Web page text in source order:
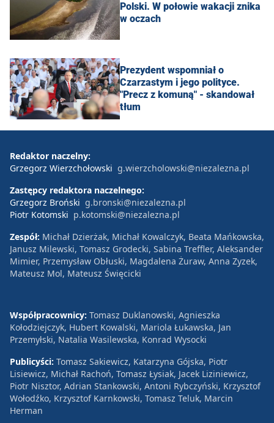
Polski. W połowie wakacji znika
w oczach
Prezydent wspomniał o
Czarzastym i jego polityce.
"Precz z komuną" - skandował
tłum
Redaktor naczelny:
Grzegorz Wierzchołowski g.wierzcholowski@niezalezna.pl
Zastępcy redaktora naczelnego:
Grzegorz Broński g.bronski@niezalezna.pl
Piotr Kotomski p.kotomski@niezalezna.pl
Zespół: Michał Dzierżak, Michał Kowalczyk, Beata Mańkowska,
Janusz Milewski, Tomasz Grodecki, Sabina Treffler, Aleksander
Mimier, Przemysław Obłuski, Magdalena Żuraw, Anna Zyzek,
Mateusz Mol, Mateusz Święcicki
Współpracownicy: Tomasz Duklanowski, Agnieszka
Kołodziejczyk, Hubert Kowalski, Mariola Łukawska, Jan
Przemyłski, Natalia Wasilewska, Konrad Wysocki
Publicyści: Tomasz Sakiewicz, Katarzyna Gójska, Piotr
Lisiewicz, Michał Rachoń, Tomasz Łysiak, Jacek Liziniewicz,
Piotr Nisztor, Adrian Stankowski, Antoni Rybczyński, Krzysztof
Wołodźko, Krzysztof Karnkowski, Tomasz Teluk, Marcin
Herman